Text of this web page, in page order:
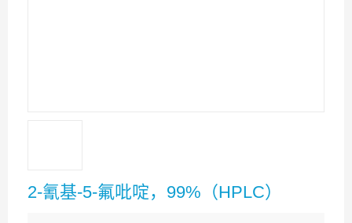
2-氰基-5-氟吡啶，99%（HPLC）